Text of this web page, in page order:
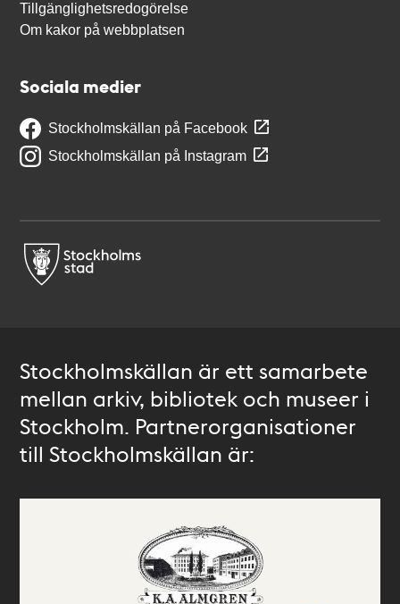
Tillgänglighetsredogörelse
Om kakor på webbplatsen
Sociala medier
Stockholmskällan på Facebook
Stockholmskällan på Instagram
Stockholmskällan är ett samarbete
mellan arkiv, bibliotek och museer i
Stockholm. Partnerorganisationer
till Stockholmskällan är: